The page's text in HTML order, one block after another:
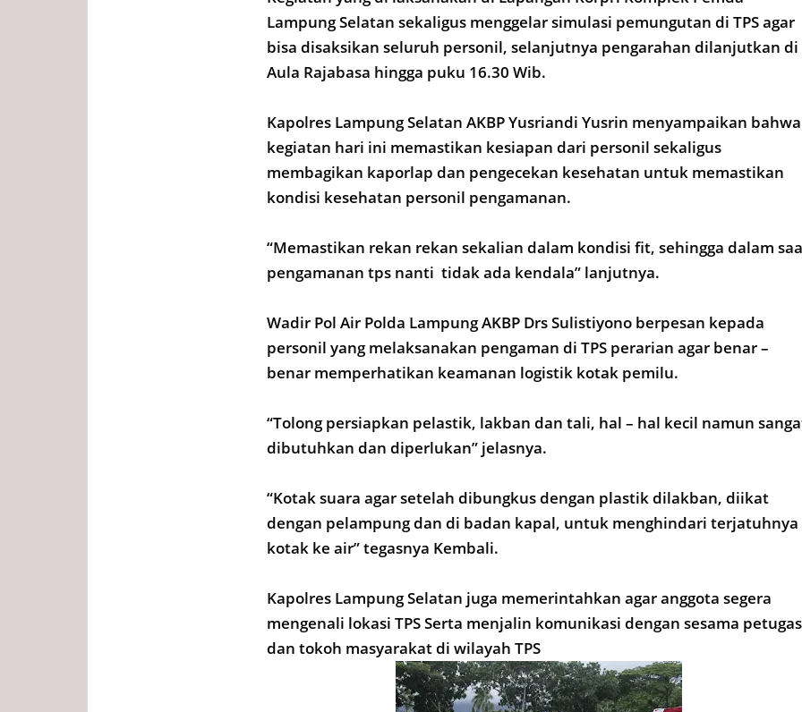
Lampung Selatan sekaligus menggelar simulasi pemungutan di TPS agar
bisa disaksikan seluruh personil, selanjutnya pengarahan dilanjutkan di
Aula Rajabasa hingga puku 16.30 Wib.
Kapolres Lampung Selatan AKBP Yusriandi Yusrin menyampaikan bahwa
kegiatan hari ini memastikan kesiapan dari personil sekaligus
membagikan kaporlap dan pengecekan kesehatan untuk memastikan
kondisi kesehatan personil pengamanan.
“Memastikan rekan rekan sekalian dalam kondisi fit, sehingga dalam
pengamanan tps nanti tidak ada kendala” lanjutnya.
Wadir Pol Air Polda Lampung AKBP Drs Sulistiyono berpesan kepada
personil yang melaksanakan pengaman di TPS perarian agar benar –
benar memperhatikan keamanan logistik kotak pemilu.
“Tolong persiapkan pelastik, lakban dan tali, hal – hal kecil namun
dibutuhkan dan diperlukan” jelasnya.
“Kotak suara agar setelah dibungkus dengan plastik dilakban, diikat
dengan pelampung dan di badan kapal, untuk menghindari terjatuhnya
kotak ke air” tegasnya Kembali.
Kapolres Lampung Selatan juga memerintahkan agar anggota segera
mengenali lokasi TPS Serta menjalin komunikasi dengan sesama petugas
dan tokoh masyarakat di wilayah TPS